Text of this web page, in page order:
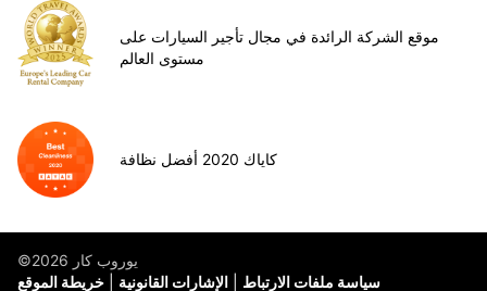
موقع الشركة الرائدة في مجال تأجير السيارات على
مستوى العالم
كاياك 2020 أفضل نظافة
©يوروب كار 2026
خريطة الموقع
الإشارات القانونية سياسة ملفات الارتباط